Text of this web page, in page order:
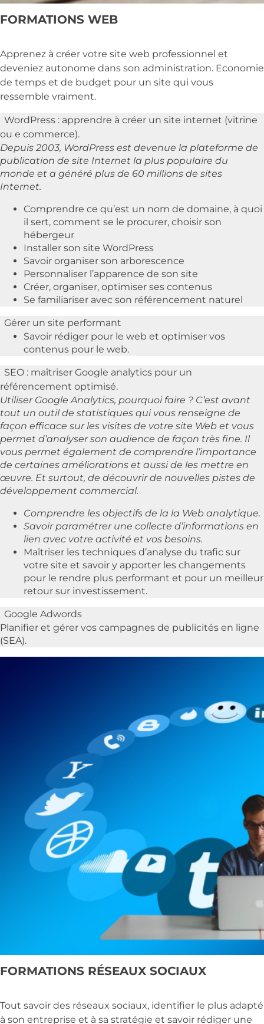
FORMATIONS WEB
Apprenez à créer votre site web professionnel et
deveniez autonome dans son administration. Economie
de temps et de budget pour un site qui vous
ressemble vraiment.
WordPress : apprendre à créer un site internet (vitrine
ou e commerce).
Depuis 2003, WordPress est devenue la plateforme de
publication de site Internet la plus populaire du
monde et a généré plus de 60 millions de sites
Internet.
Comprendre ce qu’est un nom de domaine, à quoi
il sert, comment se le procurer, choisir son
hébergeur
Installer son site WordPress
Savoir organiser son arborescence
Personnaliser l’apparence de son site
Créer, organiser, optimiser ses contenus
Se familiariser avec son référencement naturel
Gérer un site performant
Savoir rédiger pour le web et optimiser vos
contenus pour le web.
SEO : maîtriser Google analytics pour un
référencement optimisé.
Utiliser Google Analytics, pourquoi faire ? C’est avant
tout un outil de statistiques qui vous renseigne de
façon efficace sur les visites de votre site Web et vous
permet d’analyser son audience de façon très fine. Il
vous permet également de comprendre l’importance
de certaines améliorations et aussi de les mettre en
œuvre. Et surtout, de découvrir de nouvelles pistes de
développement commercial.
Comprendre les objectifs de la la Web analytique.
Savoir paramétrer une collecte d’informations en
lien avec votre activité et vos besoins.
Maîtriser les techniques d’analyse du trafic sur
votre site et savoir y apporter les changements
pour le rendre plus performant et pour un meilleur
retour sur investissement.
Google Adwords
Planifier et gérer vos campagnes de publicités en ligne
(SEA).
FORMATIONS RÉSEAUX SOCIAUX
Tout savoir des réseaux sociaux, identifier le plus adapté
à son entreprise et à sa stratégie et savoir rédiger une